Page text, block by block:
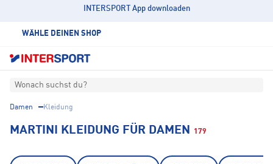
INTERSPORT App downloaden
WÄHLE DEINEN SHOP
Wonach suchst du?
Damen Kleidung
MARTINI KLEIDUNG FÜR DAMEN 179